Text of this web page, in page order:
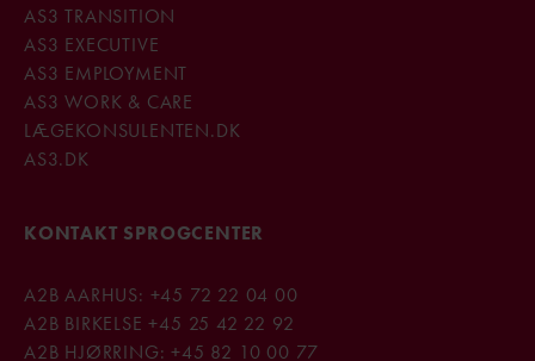
AS3 TRANSITION
AS3 EXECUTIVE
AS3 EMPLOYMENT
AS3 WORK & CARE
LÆGEKONSULENTEN.DK
AS3.DK
KONTAKT SPROGCENTER
A2B AARHUS: +45 72 22 04 00
A2B BIRKELSE+45 25 42 22 92
A2B HJØRRING:+45 82 10 00 77